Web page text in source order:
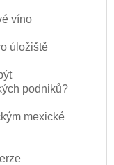
víno
úložiště
podniků?
mexické